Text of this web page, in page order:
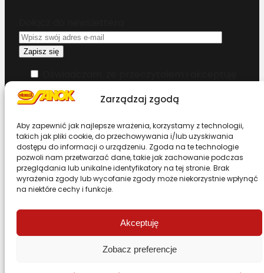
Zarządzaj zgodą
Aby zapewnić jak najlepsze wrażenia, korzystamy z technologii,
takich jak pliki cookie, do przechowywania i/lub uzyskiwania
dostępu do informacji o urządzeniu. Zgoda na te technologie
pozwoli nam przetwarzać dane, takie jak zachowanie podczas
przeglądania lub unikalne identyfikatory na tej stronie. Brak
wyrażenia zgody lub wycofanie zgody może niekorzystnie wpłynąć
na niektóre cechy i funkcje.
Akceptuję
Zobacz preferencje
warunki korzystania z serwisu
Design & Code by Foxstudio.eu
Przewiń stronę do góry